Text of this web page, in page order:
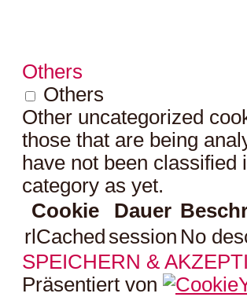
Others
Others
Other uncategorized
those that are being
have not been classified
category as yet.
Cookie
Dauer
rlCached session No
SPEICHERN &
Präsentiert von